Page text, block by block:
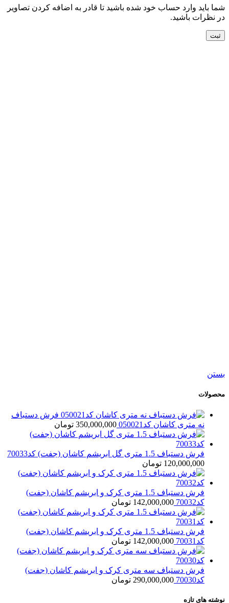
شما باید وارد حساب خود شده باشید تا قادر به اضافه کردن تصاویر
در نظرات باشید.
بستن
محصولات
فرش دستباف
نه متری کاشان کد050021
350,000,000 تومان
فرش دستباف 1.5 متری گل ابریشم کاشان (جفت) کد70033
120,000,000 تومان
فرش دستباف 1.5 متری کرک و ابریشم کاشان (جفت)
کد70032
142,000,000 تومان
فرش دستباف 1.5 متری کرک و ابریشم کاشان (جفت)
کد70031
142,000,000 تومان
فرش دستباف سه متری کرک و ابریشم کاشان (جفت)
کد70030
290,000,000 تومان
نوشته های تازه